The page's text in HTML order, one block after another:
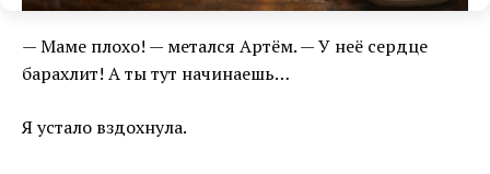
— Маме плохо! — метался Артём. — У неё сердце
барахлит! А ты тут начинаешь…
Я устало вздохнула.